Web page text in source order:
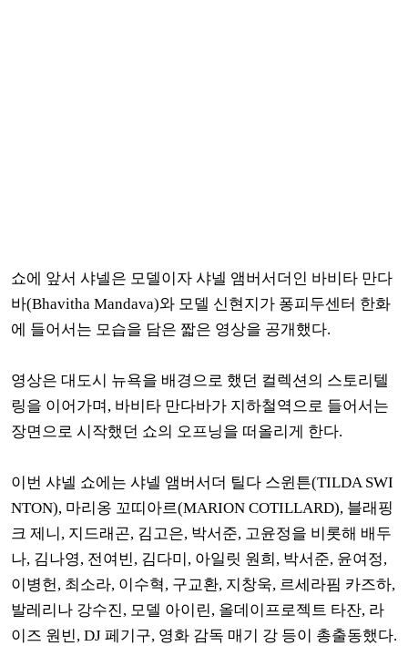
쇼에 앞서 샤넬은 모델이자 샤넬 앰버서더인 바비타 만다
바(Bhavitha Mandava)와 모델 신현지가 퐁피두센터 한화
에 들어서는 모습을 담은 짧은 영상을 공개했다.
영상은 대도시 뉴욕을 배경으로 했던 컬렉션의 스토리텔
링을 이어가며, 바비타 만다바가 지하철역으로 들어서는
장면으로 시작했던 쇼의 오프닝을 떠올리게 한다.
이번 샤넬 쇼에는 샤넬 앰버서더 틸다 스윈튼(TILDA SWI
NTON), 마리옹 꼬띠아르(MARION COTILLARD), 블래핑
크 제니, 지드래곤, 김고은, 박서준, 고윤정을 비롯해 배두
나, 김나영, 전여빈, 김다미, 아일릿 원희, 박서준, 윤여정,
이병헌, 최소라, 이수혁, 구교환, 지창욱, 르세라핌 카즈하,
발레리나 강수진, 모델 아이린, 올데이프로젝트 타잔, 라
이즈 원빈, DJ 페기구, 영화 감독 매기 강 등이 총출동했다.